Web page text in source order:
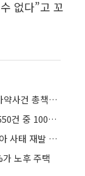
없다”고 꼬
국정원 “韓 대학생 살해주범, 강남 학원가 마약사건 총책의 공범”
주캄보디아 대사관 "2년간 납치·감금 신고 550건 중 100건 미해결"
'독립몰수제' 도입 불지핀 정성호⋯"캄보디아 사태 재발 막아야"
노후 주택